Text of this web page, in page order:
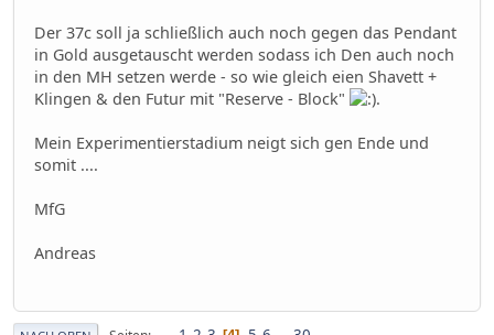
Der 37c soll ja schließlich auch noch gegen das Pendant
in Gold ausgetauscht werden sodass ich Den auch noch
in den MH setzen werde - so wie gleich eien Shavett +
Klingen & den Futur mit "Reserve - Block"
.
Mein Experimentierstadium neigt sich gen Ende und
somit ....
MfG
Andreas